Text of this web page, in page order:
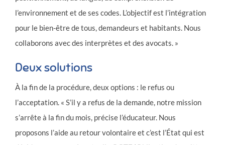
l’environnement et de ses codes. L’objectif est l’intégration
pour le bien-être de tous, demandeurs et habitants. Nous
collaborons avec des interprètes et des avocats. »
Deux solutions
À la fin de la procédure, deux options : le refus ou
l’acceptation. « S’il y a refus de la demande, notre mission
s’arrête à la fin du mois, précise l’éducateur. Nous
proposons l’aide au retour volontaire et c’est l’État qui est